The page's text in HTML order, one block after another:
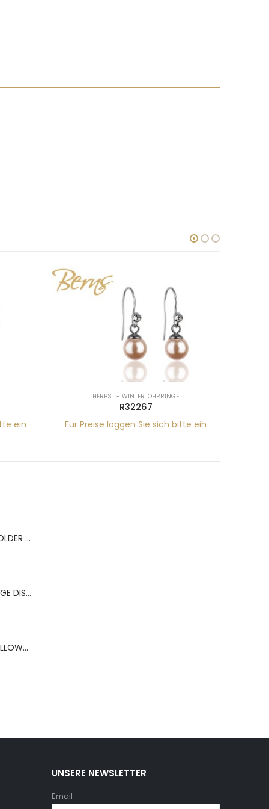
ein
HERBST - WINTER, OHRRINGE
R32267
Für Preise loggen Sie sich bitte ein
BERNS ACR.RING HOLDER 180*120MM FOR 9 RINGS
BERNS ACR.OHRRINGE DISP. 130*320MM FOR 36 PAIRS
BERNS ARMBAND PILLOW+HOLD.8*8 ,5 WH.PU
UNSERE NEWSLETTER
Email